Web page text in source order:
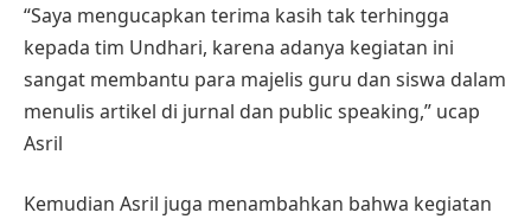
“Saya mengucapkan terima kasih tak terhingga
kepada tim Undhari, karena adanya kegiatan ini
sangat membantu para majelis guru dan siswa dalam
menulis artikel di jurnal dan public speaking,” ucap
Asril
Kemudian Asril juga menambahkan bahwa kegiatan